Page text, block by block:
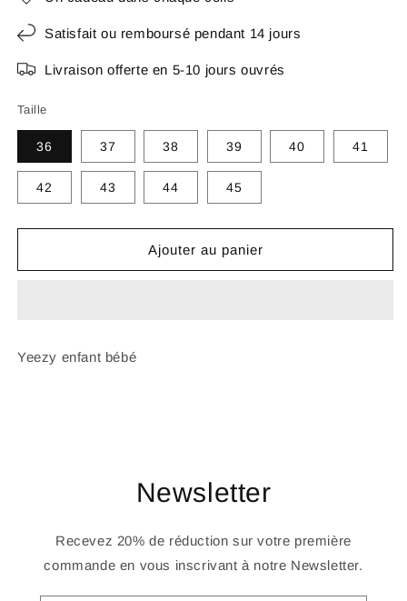
Satisfait ou remboursé pendant 14 jours
Livraison offerte en 5-10 jours ouvrés
Taille
36 37 38 39 40 41
42 43 44 45
Ajouter au panier
Yeezy enfant bébé
Newsletter
Recevez 20% de réduction sur votre première
commande en vous inscrivant à notre Newsletter.